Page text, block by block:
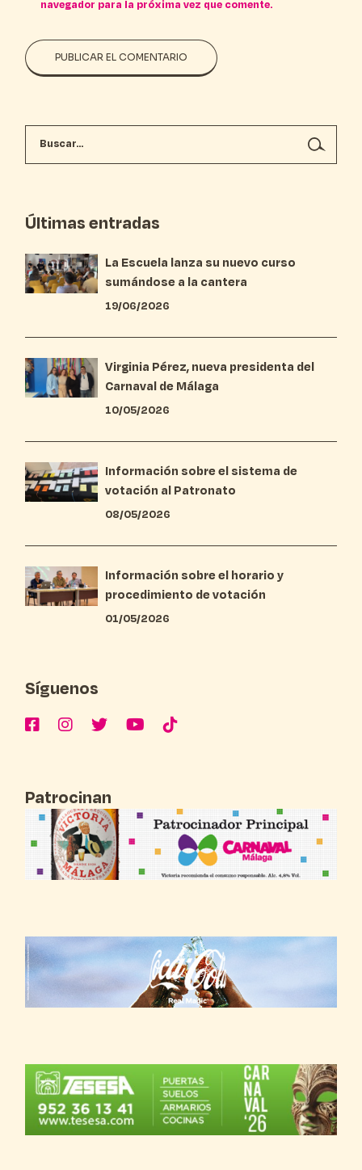
navegador para la próxima vez que comente.
PUBLICAR EL COMENTARIO
Últimas entradas
La Escuela lanza su nuevo curso
sumándose a la cantera
19/06/2026
Virginia Pérez, nueva presidenta del
Carnaval de Málaga
10/05/2026
Información sobre el sistema de
votación al Patronato
08/05/2026
Información sobre el horario y
procedimiento de votación
01/05/2026
Síguenos
Patrocinan